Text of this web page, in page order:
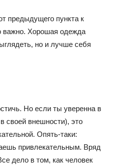
предыдущего пункта к
важно. Хорошая одежда
но и лучше себя
Но если ты уверенна в
своей внешности), это
Опять-таки:
привлекательным. Вряд
дело в том, как человек